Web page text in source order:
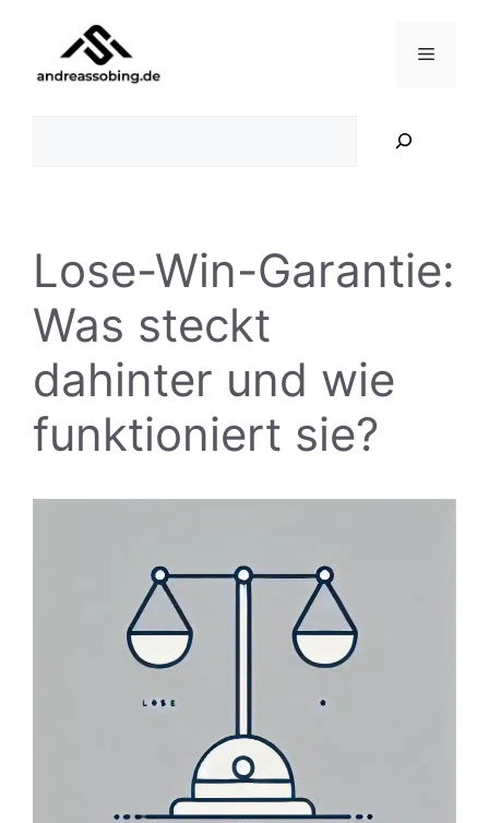
springen
Menü
Lose-Win-Garantie:
Was steckt
dahinter und wie
funktioniert sie?